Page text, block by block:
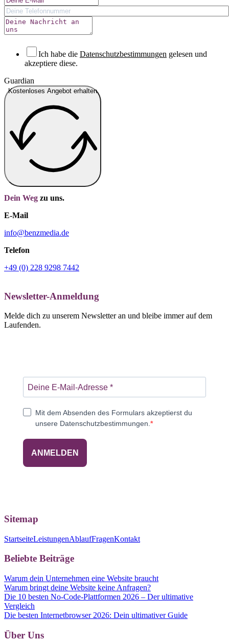
Ich habe die Datenschutzbestimmungen gelesen und
akzeptiere diese.
Guardian
Kostenloses Angebot erhalten
Dein Weg zu uns.
E-Mail
info@benzmedia.de
Telefon
+49 (0) 228 9298 7442
Newsletter-Anmeldung
Melde dich zu unserem Newsletter an und bleibe immer auf dem
Laufenden.
Mit dem Absenden des Formulars akzeptierst du
unsere Datenschutzbestimmungen.
ANMELDEN
Sitemap
StartseiteLeistungenAblaufFragenKontakt
Beliebte Beiträge
Warum dein Unternehmen eine Website braucht
Warum bringt deine Website keine Anfragen?
Die 10 besten No-Code-Plattformen 2026 – Der ultimative
Vergleich
Die besten Internetbrowser 2026: Dein ultimativer Guide
Über Uns